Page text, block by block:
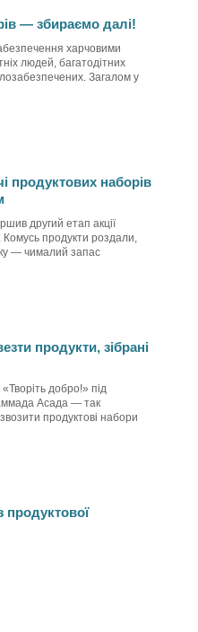
— збираємо далі!
харчовими
людей, багатодітних
Загалом у
продуктових наборів
другий етап акції
продукти роздали,
— чималий запас
продукти, зібрані
добро!» під
Асада — так
продуктові набори
продуктової